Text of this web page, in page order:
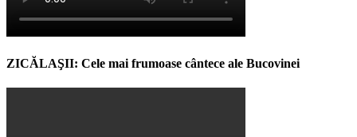
ZICĂLAŞII: Cele mai frumoase cântece ale Bucovinei